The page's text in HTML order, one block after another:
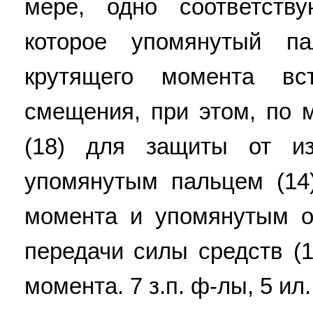
мере, одно
которое упомянутый
крутящего момента
смещения, при этом, по
(18) для защиты от
упомянутым пальцем
момента и упомянутым
передачи силы средств
момента. 7 з.п. ф-лы, 5 ил.